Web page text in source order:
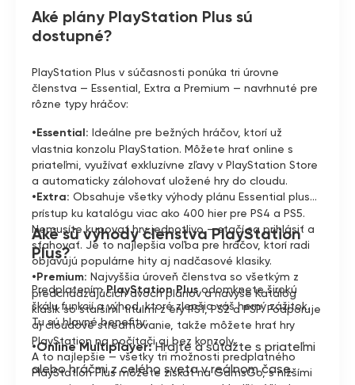
Aké plány PlayStation Plus sú
dostupné?
PlayStation Plus v súčasnosti ponúka tri úrovne
členstva — Essential, Extra a Premium — navrhnuté pre
rôzne typy hráčov:
•Essential: Ideálne pre bežných hráčov, ktorí už
vlastnia konzolu PlayStation. Môžete hrať online s
priateľmi, využívať exkluzívne zľavy v PlayStation Store
a automaticky zálohovať uložené hry do cloudu.
•Extra: Obsahuje všetky výhody plánu Essential plus
prístup ku katalógu viac ako 400 hier pre PS4 a PS5.
Nemusíte kupovať hry jednotlivo — stačí sa prihlásiť a
sťahovať. Je to najlepšia voľba pre hráčov, ktorí radi
objavujú populárne hity aj nadčasové klasiky.
•Premium: Najvyššia úroveň členstva so všetkým z
predchádzajúcich dvoch plánov a navyše Katalóg
klasík so staršími titulmi z éry PS1, PS2 a PSP. Podporuje
aj cloudové streamovanie, takže môžete hrať hry
PlayStation na počítači aj bez konzoly.
A to najlepšie — všetky tri možnosti predplatného
PlayStation Plus môžete získať na GamsGo, s nižšími
Aké sú výhody členstva PlayStation
Plus?
PredplatenímPlayStation Plusodomknete širokú
škálu funkcií a výhod, ktoré zlepšia váš herný zážitok.
Tu sú hlavné benefity:
•Online Multiplayer:Hrajte a súťažte s priateľmi
alebo hráčmi z celého sveta v reálnom čase.